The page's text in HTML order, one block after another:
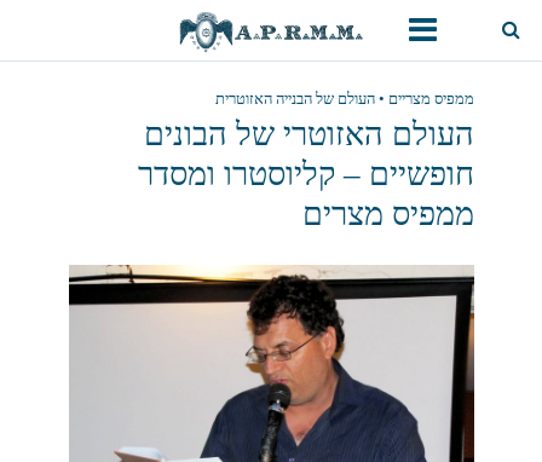
ממפיס מצריים • העולם של הבנייה האזוטרית
העולם האזוטרי של הבונים
חופשיים – קליוסטרו ומסדר
ממפיס מצרים